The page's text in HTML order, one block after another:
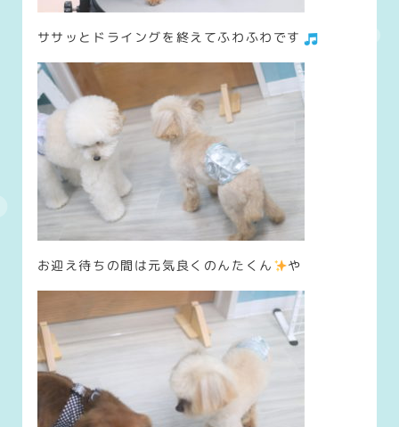
ササッとドライングを終えてふわふわです
お迎え待ちの間は元気良くのんたくん や